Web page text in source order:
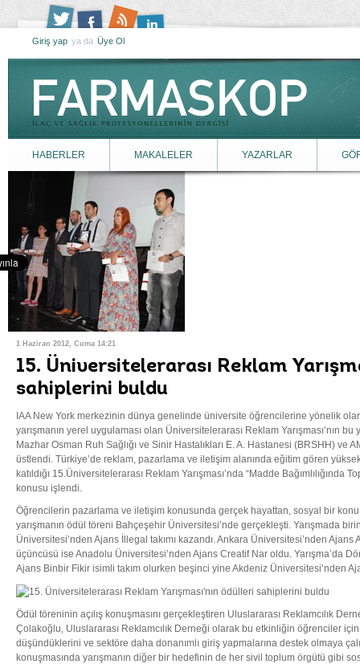
Giriş yap ya da Üye Ol
HABERLER MAKALELER YAZARLAR
1 Haziran 2012, Cuma 14:21
15. Üniversitelerarası Reklam
sahiplerini buldu
IAA New York merkezinin dünya genelinde üniversite öğrencilerine yönelik
yarışmanın yerel uygulaması olan Üniversitelerarası Reklam Yarışması’nın
Mazhar Osman Ruh Sağlığı ve Sinir Hastalıkları E. A. Hastanesi (BRSHH) ve
üstlendi. Türkiye’de reklam, pazarlama ve iletişim alanında eğitim gören
katıldığı 15.Üniversitelerarası Reklam Yarışması’nda “Madde Bağımlılığında
konusu işlendi.
Öğrencilerin pazarlama ve iletişim konusunda gerçek hayattan, sosyal bir
yarışmanın ödül töreni Bahçeşehir Üniversitesi’nde gerçekleşti. Yarışmada
Üniversitesi’nden Ajans İllegal takımı kazandı. Ankara Üniversitesi’nden Ajans
üçüncüsü ise Anadolu Üniversitesi’nden Ajans Creatif Nar oldu. Yarışma’da
Ajans Binbir Fikir isimli takım olurken beşinci yine Akdeniz Üniversitesi’nden
Ödül töreninin açılış konuşmasını gerçekleştiren Uluslararası Reklamcılık
Çolakoğlu, Uluslararası Reklamcılık Derneği olarak bu etkinliğin öğrenciler
düşündüklerini ve sektöre daha donanımlı giriş yapmalarına destek olmaya
konuşmasında yarışmanın diğer bir hedefinin de her sivil toplum örgütü gibi